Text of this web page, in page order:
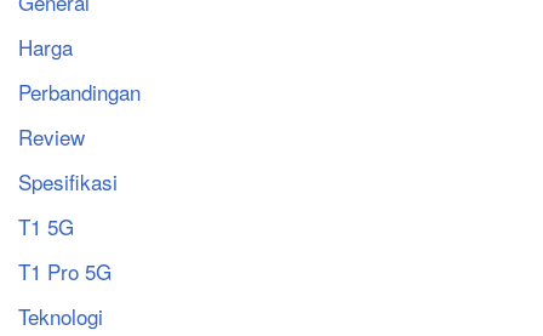
Harga
Perbandingan
Review
Spesifikasi
T1 5G
T1 Pro 5G
Teknologi